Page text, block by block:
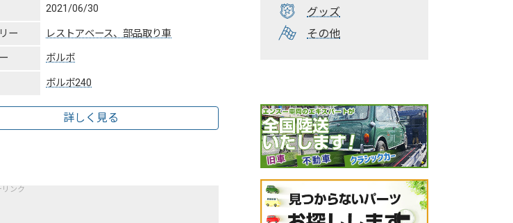
2021/06/30
ー レストアベース、部品取り車
ボルボ
ボルボ240
詳しく見る
リンク
グッズ
その他